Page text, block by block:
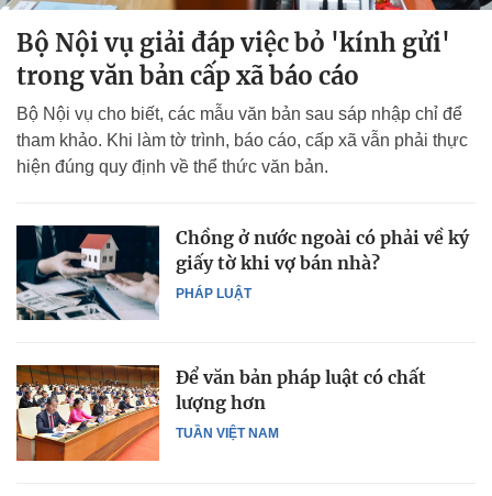
Bộ Nội vụ giải đáp việc bỏ 'kính gửi'
trong văn bản cấp xã báo cáo
Bộ Nội vụ cho biết, các mẫu văn bản sau sáp nhập chỉ để
tham khảo. Khi làm tờ trình, báo cáo, cấp xã vẫn phải thực
hiện đúng quy định về thể thức văn bản.
PHÁP LUẬT
Chồng ở nước ngoài có phải về ký
giấy tờ khi vợ bán nhà?
TUẦN VIỆT NAM
Để văn bản pháp luật có chất
lượng hơn